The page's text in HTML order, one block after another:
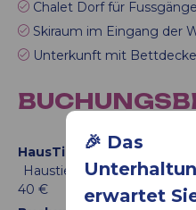
🎉 Das
erwartet
Chalet Dorf für
Skiraum im Eingang der
Unterkunft mit
HausTiere :
Haustiere gestattet. Extra
40 €